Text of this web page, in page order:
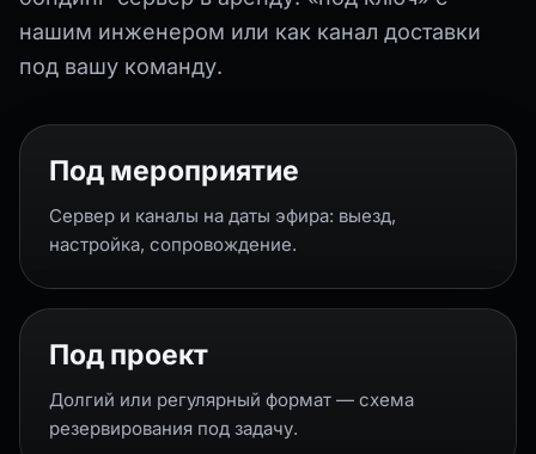
нашим инженером или как канал доставки
под вашу команду.
Под мероприятие
Сервер и каналы на даты эфира: выезд,
настройка, сопровождение.
Под проект
Долгий или регулярный формат — схема
резервирования под задачу.